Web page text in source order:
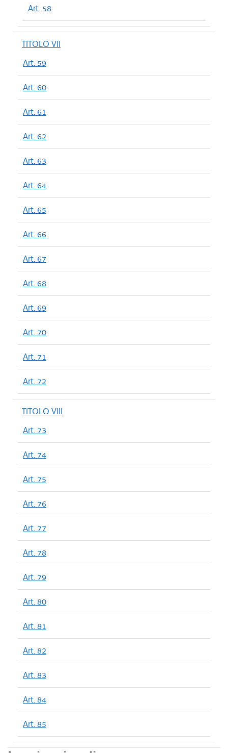
Art. 58
TITOLO VII
Art. 59
Art. 60
Art. 61
Art. 62
Art. 63
Art. 64
Art. 65
Art. 66
Art. 67
Art. 68
Art. 69
Art. 70
Art. 71
Art. 72
TITOLO VIII
Art. 73
Art. 74
Art. 75
Art. 76
Art. 77
Art. 78
Art. 79
Art. 80
Art. 81
Art. 82
Art. 83
Art. 84
Art. 85